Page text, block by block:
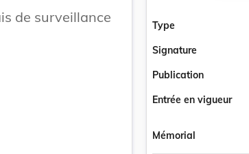
de surveillance
Type
Signature
Publication
Entrée en vigueur
Mémorial